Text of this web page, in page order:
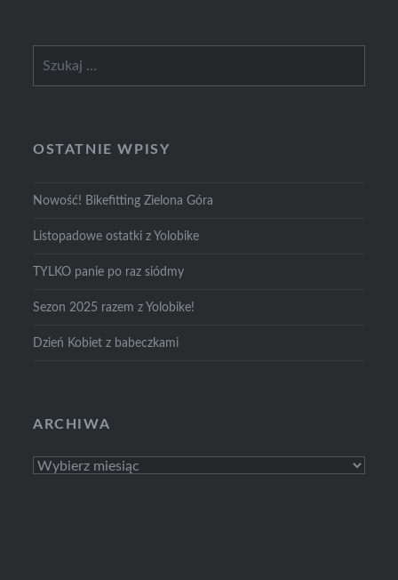
OSTATNIE WPISY
Nowość! Bikefitting Zielona Góra
Listopadowe ostatki z Yolobike
TYLKO panie po raz siódmy
Sezon 2025 razem z Yolobike!
Dzień Kobiet z babeczkami
ARCHIWA
Archiwa